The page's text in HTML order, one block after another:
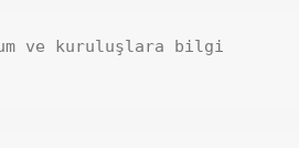
ve kuruluşlara bilgi